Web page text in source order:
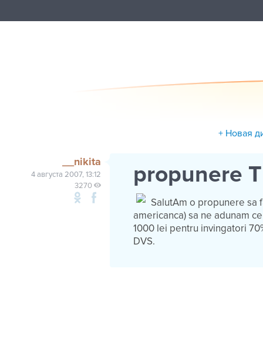
+ Новая
__nikita
4 августа 2007, 13:12
3270
propunere
SalutAm o propunere sa
americanca) sa ne adunam
1000 lei pentru invingatori
DVS.